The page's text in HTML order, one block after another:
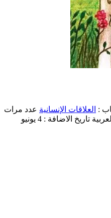
: العلاقات الإنسانية عدد مرات
تاريخ الاضافة : 4 يونيو